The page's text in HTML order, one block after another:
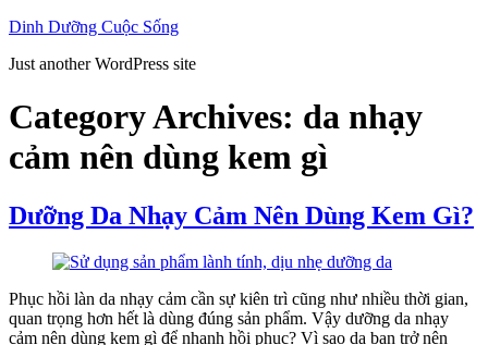
Skip
content
Dinh Dưỡng Cuộc Sống
Just another WordPress site
Category Archives: da nhạy
cảm nên dùng kem gì
Dưỡng Da Nhạy Cảm Nên Dùng Kem Gì?
Phục hồi làn da nhạy cảm cần sự kiên trì cũng như nhiều thời gian,
quan trọng hơn hết là dùng đúng sản phẩm. Vậy dưỡng da nhạy
cảm nên dùng kem gì để nhanh hồi phục? Vì sao da bạn trở nên